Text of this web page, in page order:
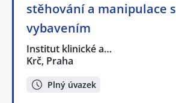
stěhování a manipulace s
vybavením
Institut klinické a…
Krč, Praha
Plný úvazek